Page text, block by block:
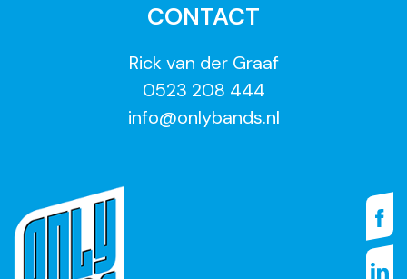
CONTACT
Rick van der Graaf
0523 208 444
info@onlybands.nl